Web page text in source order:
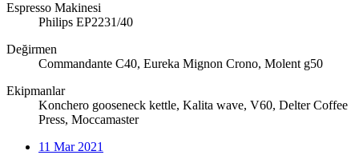
Espresso Makinesi
Philips EP2231/40
Değirmen
Commandante C40, Eureka Mignon Crono, Molent g50
Ekipmanlar
Konchero gooseneck kettle, Kalita wave, V60, Delter Coffee
Press, Moccamaster
11 Mar 2021